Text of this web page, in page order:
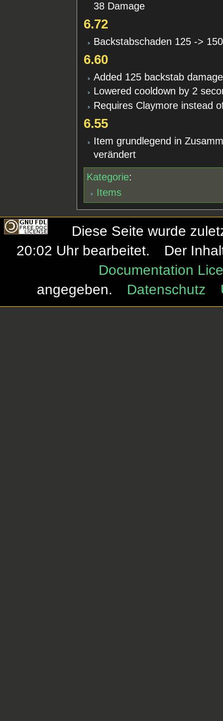
38 Damage
6.72
Backstabschaden 125 -> 150
6.60
Added 125 backstab damage
Lowered cooldown by 2
Requires Claymore instead
6.55
Item grundlegend in
verändert
Kategorie:
Items
Diese Seite wurde
20:02 Uhr bearbeitet.
Der
Documentation
angegeben.
Datenschutz